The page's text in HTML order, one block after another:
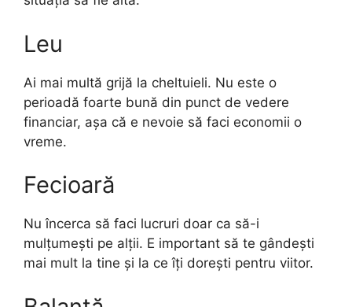
Leu
Ai mai multă grijă la cheltuieli. Nu este o
perioadă foarte bună din punct de vedere
financiar, așa că e nevoie să faci economii o
vreme.
Fecioară
Nu încerca să faci lucruri doar ca să-i
mulțumești pe alții. E important să te gândești
mai mult la tine și la ce îți dorești pentru viitor.